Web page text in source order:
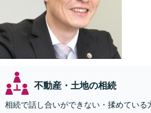
不動産・土地の相続
相続で話し合いができない・揉めている